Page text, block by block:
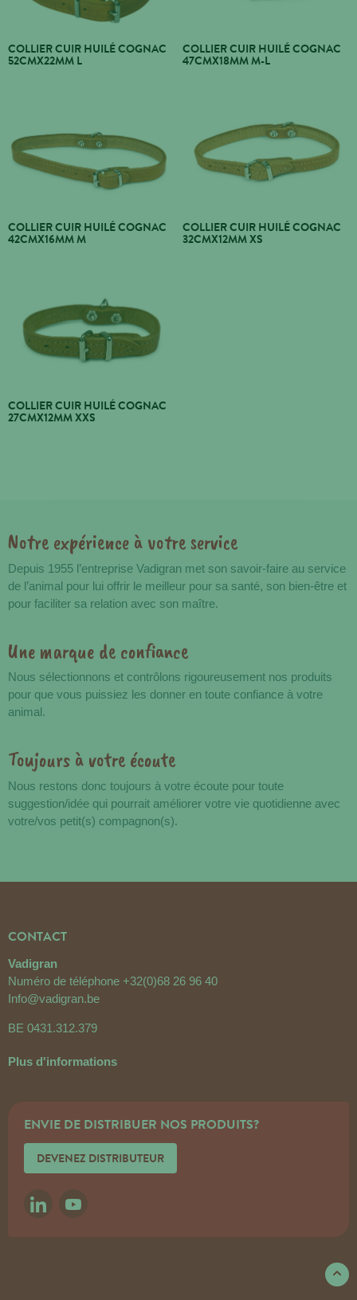
COLLIER CUIR HUILÉ COGNAC
52CMX22MM L
COLLIER CUIR HUILÉ COGNAC
47CMX18MM M-L
COLLIER CUIR HUILÉ COGNAC
42CMX16MM M
COLLIER CUIR HUILÉ COGNAC
32CMX12MM XS
COLLIER CUIR HUILÉ COGNAC
27CMX12MM XXS
Avantages
Notre expérience à votre service
Depuis 1955 l’entreprise Vadigran met son savoir-faire au service
de l’animal pour lui offrir le meilleur pour sa santé, son bien-être et
pour faciliter sa relation avec son maître.
Une marque de confiance
Nous sélectionnons et contrôlons rigoureusement nos produits
pour que vous puissiez les donner en toute confiance à votre
animal.
Toujours à votre écoute
Nous restons donc toujours à votre écoute pour toute
suggestion/idée qui pourrait améliorer votre vie quotidienne avec
votre/vos petit(s) compagnon(s).
CONTACT
Vadigran
Numéro de téléphone +32(0)68 26 96 40
Info@vadigran.be
BE 0431.312.379
Plus d'informations
ENVIE DE DISTRIBUER NOS PRODUITS?
DEVENEZ DISTRIBUTEUR
LINKEDINYOUTUBE